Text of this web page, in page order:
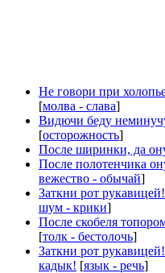
Не говори при
[молва - слава]
Видючи беду
[осторожность]
После ширинки, да
После полотенчика
вежество - обычай]
Заткни рот
шум - крики]
После скобеля
[толк - бестолочь]
Заткни рот
кадык! [язык - речь]